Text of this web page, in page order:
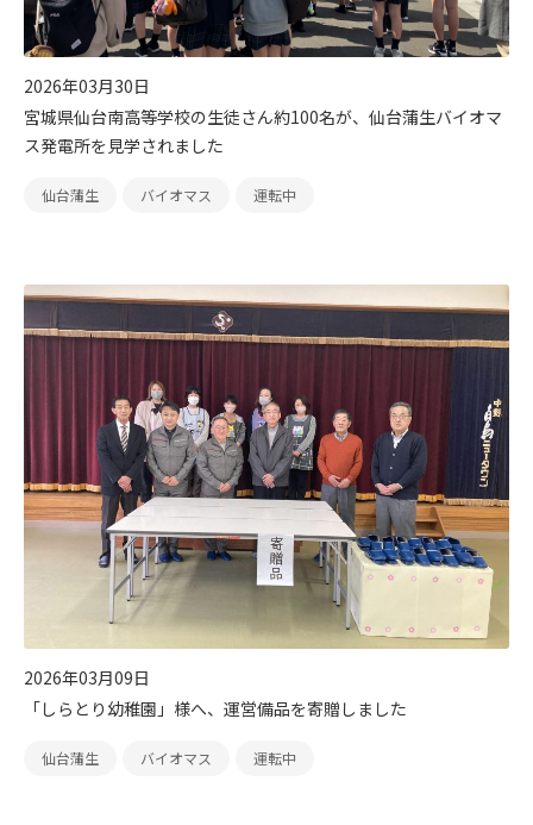
2026年03月30日
宮城県仙台南高等学校の生徒さん約100名が、仙台蒲生バイオマ
ス発電所を見学されました
仙台蒲生 バイオマス 運転中
2026年03月09日
「しらとり幼稚園」様へ、運営備品を寄贈しました
仙台蒲生 バイオマス 運転中